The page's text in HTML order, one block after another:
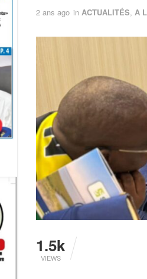
2 ans ago in ACTUALITÉS, A
1.5k
VIEWS